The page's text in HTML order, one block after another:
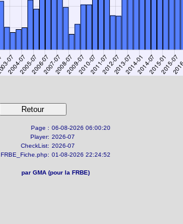
Page : 06-08-2026 06:00:20
Player: 2026-07
CheckList: 2026-07
FRBE_Fiche.php: 01-08-2026 22:24:52
par GMA (pour la FRBE)